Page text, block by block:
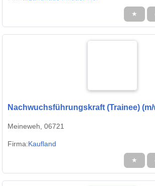
★
Nachwuchsführungskraft (Trainee) (m/
Meineweh, 06721
Firma:Kaufland
★